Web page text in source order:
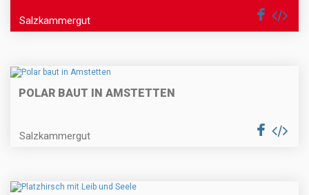
Salzkammergut
POLAR BAUT IN AMSTETTEN
Salzkammergut